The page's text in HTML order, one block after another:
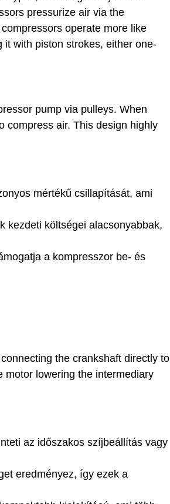
pressurize air via the
operate more like
with piston strokes, either one-
pump via pulleys. When
compress air. This design highly
mértékű csillapítását, ami
kezdeti költségei alacsonyabbak,
a kompresszor be- és
the crankshaft directly to
motor lowering the intermediary
az időszakos szíjbeállítás vagy
eredményez, így ezek a